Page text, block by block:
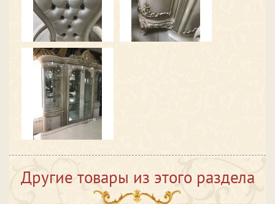
Другие товары из этого раздела